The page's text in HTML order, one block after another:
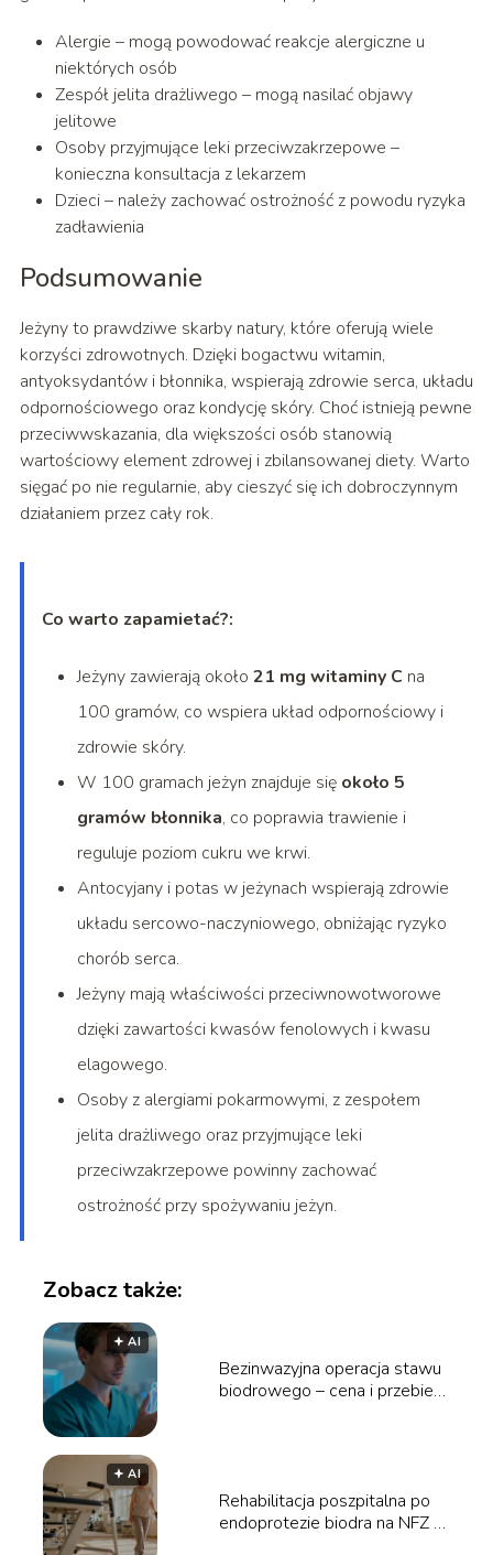
Alergie – mogą powodować reakcje alergiczne u
niektórych osób
Zespół jelita drażliwego – mogą nasilać objawy
jelitowe
Osoby przyjmujące leki przeciwzakrzepowe –
konieczna konsultacja z lekarzem
Dzieci – należy zachować ostrożność z powodu ryzyka
zadławienia
Podsumowanie
Jeżyny to prawdziwe skarby natury, które oferują wiele
korzyści zdrowotnych. Dzięki bogactwu witamin,
antyoksydantów i błonnika, wspierają zdrowie serca, układu
odpornościowego oraz kondycję skóry. Choć istnieją pewne
przeciwwskazania, dla większości osób stanowią
wartościowy element zdrowej i zbilansowanej diety. Warto
sięgać po nie regularnie, aby cieszyć się ich dobroczynnym
działaniem przez cały rok.
Co warto zapamietać?:
Jeżyny zawierają około 21 mg witaminy Cna
100 gramów, co wspiera układ odpornościowy i
zdrowie skóry.
W 100 gramach jeżyn znajduje się około 5
gramów błonnika, co poprawia trawienie i
reguluje poziom cukru we krwi.
Antocyjany i potas w jeżynach wspierają zdrowie
układu sercowo-naczyniowego, obniżając ryzyko
chorób serca.
Jeżyny mają właściwości przeciwnowotworowe
dzięki zawartości kwasów fenolowych i kwasu
elagowego.
Osoby z alergiami pokarmowymi, z zespołem
jelita drażliwego oraz przyjmujące leki
przeciwzakrzepowe powinny zachować
ostrożność przy spożywaniu jeżyn.
Zobacz także:
🟅 AI
Bezinwazyjna operacja stawu
biodrowego – cena i przebieg
🟅 AI
Rehabilitacja poszpitalna po
endoprotezie biodra na NFZ –